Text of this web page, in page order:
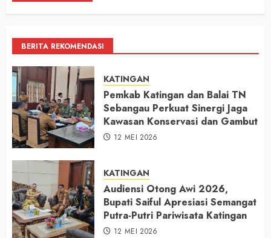
BERITA REKOMENDASI
KATINGAN
Pemkab Katingan dan Balai TN
Sebangau Perkuat Sinergi Jaga
Kawasan Konservasi dan Gambut
12 MEI 2026
KATINGAN
Audiensi Otong Awi 2026,
Bupati Saiful Apresiasi Semangat
Putra-Putri Pariwisata Katingan
12 MEI 2026